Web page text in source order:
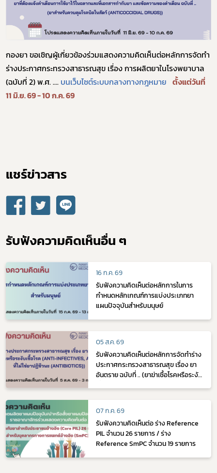
กองยา ขอเชิญผู้เกี่ยวข้องร่วมแสดงความคิดเห็นต่อหลักการจัดทำ
ร่างประกาศกระทรวงสาธารณสุข เรื่อง การผลิตยาในโรงพยาบาล
(ฉบับที่ 2) พ.ศ. .... บนเว็บไซต์ระบบกลางทางกฎหมาย ตั้งแต่วันที่
11 มิ.ย. 69 - 10 ก.ค. 69
แชร์ข่าวสาร​
รับฟังความคิดเห็นอื่น ๆ
16 ก.ค. 69
รับฟังความคิดเห็นต่อหลักการในการ
กำหนดหลักเกณฑ์การแบ่งประเภทยา
แผนปัจจุบันสำหรับมนุษย์
05 ส.ค. 69
รับฟังความคิดเห็นต่อหลักการจัดทำร่าง
ประกาศกระทรวงสาธารณสุข เรื่อง ยา
อันตราย ฉบับที่ .. (ยาฆ่าเชื้อโรคหรือระงับ
07 ก.ค. 69
รับฟังความคิดเห็นต่อ ร่าง Reference
PIL จำนวน 26 รายการ / ร่าง
Reference SmPC จำนวน 19 รายการ
ดาวรุ่ง